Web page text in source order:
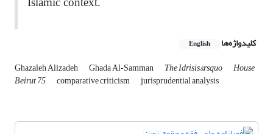
کلیدواژه‌ها English
Ghazaleh Alizadeh Ghada Al‑Samman The Idrisis&‌rsquo House
Beirut 75 comparative criticism jurisprudential analysis